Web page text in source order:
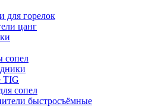
для горелок
цанг
сопел
TIG
сопел
быстросъёмные